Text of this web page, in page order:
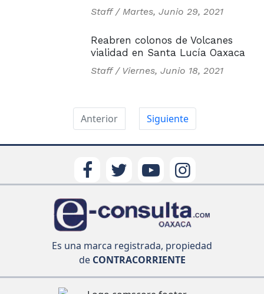
Staff / Martes, Junio 29, 2021
Reabren colonos de Volcanes
vialidad en Santa Lucía Oaxaca
Staff / Viernes, Junio 18, 2021
Anterior Siguiente
Es una marca registrada, propiedad
deCONTRACORRIENTE